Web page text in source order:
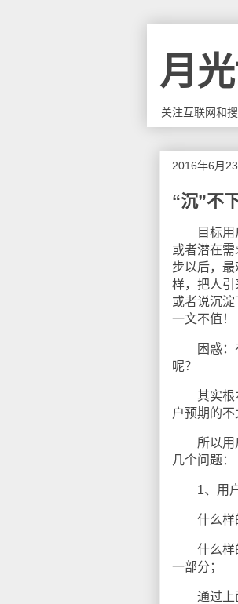
月
关注互联网和
2016年6月
“沉”不
目标用户
或者潜在
步以后，
样，把人引
或者说沉
一文不值！
困惑：有
呢？
其实根本
户预期的
所以用户
几个问题：
1、用户
什么样的
什么样的
一部分；
通过上面